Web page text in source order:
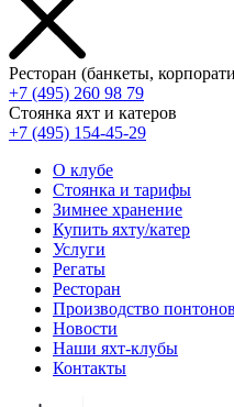
Ресторан (банкеты,
+7 (495) 260 98 79
Стоянка яхт и катеров
+7 (495) 154-45-29
О клубе
Стоянка и тарифы
Зимнее хранение
Купить яхту/катер
Услуги
Регаты
Ресторан
Производство
Новости
Наши яхт-клубы
Контакты